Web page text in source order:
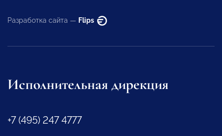
Разработка сайта — Flips
Исполнительная дирекция
+7 (495) 247 4777